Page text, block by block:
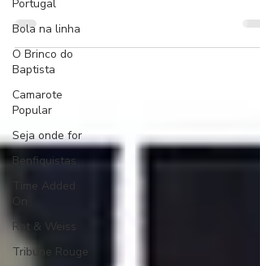
Portugal
Bola na linha
O Brinco do
Baptista
Camarote
Popular
Seja onde for
Benfiquistas
Time Added
Rot & Weiss
Tribune Rouge
Brugge.